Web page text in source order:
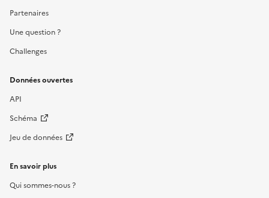
Partenaires
Une question ?
Challenges
Données ouvertes
API
Schéma
Jeu de données
En savoir plus
Qui sommes-nous ?